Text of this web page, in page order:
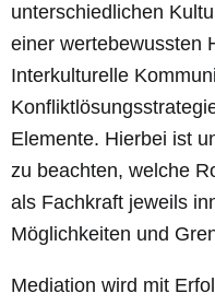
unterschiedlichen
einer wertebewussten
Interkulturelle
Elemente. Hierbei ist
zu beachten, welche
als Fachkraft jeweils
Möglichkeiten und
Mediation wird mit